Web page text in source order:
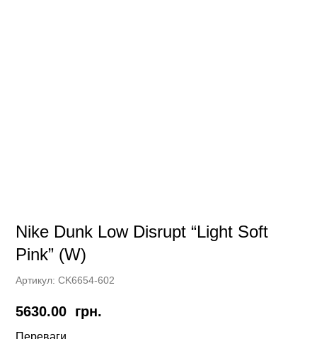
Nike Dunk Low Disrupt “Light Soft
Pink” (W)
Артикул:CK6654-602
5630.00 грн.
Переваги